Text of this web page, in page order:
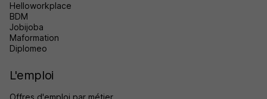
Helloworkplace
BDM
Jobijoba
Maformation
Diplomeo
L'emploi
Offres d'emploi par métier